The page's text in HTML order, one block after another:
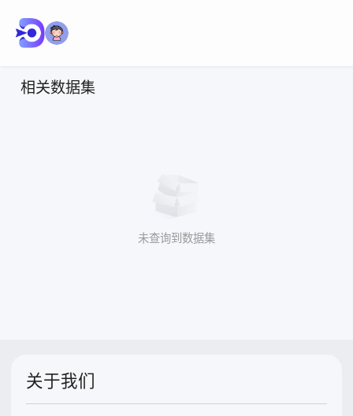
相关数据集
未查询到数据集
关于我们